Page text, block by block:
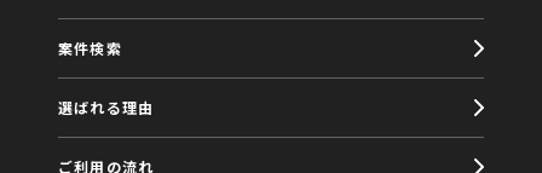
案件検索
選ばれる理由
ご利用の流れ